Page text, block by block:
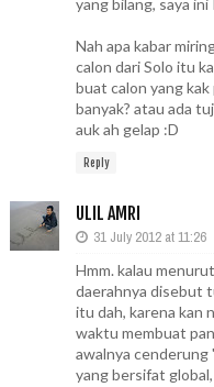
yang bilang, saya
Nah apa kabar
calon dari Solo itu
buat calon yang
banyak? atau ada
auk ah gelap :D
Reply
ULIL AMRI
31 July 2012 at 11:26
Hmm. kalau
daerahnya disebut
itu dah, karena kan
waktu membuat
awalnya cenderung
yang bersifat